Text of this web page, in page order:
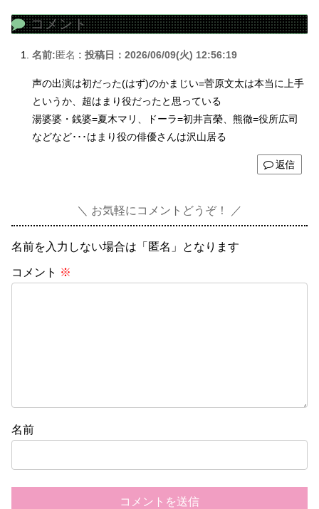
コメント
名前:匿名 : 投稿日：2026/06/09(火) 12:56:19
声の出演は初だった(はず)のかまじい=菅原文太は本当に上手
というか、超はまり役だったと思っている
湯婆婆・銭婆=夏木マリ、ドーラ=初井言榮、熊徹=役所広司
などなど･･･はまり役の俳優さんは沢山居る
返信
お気軽にコメントどうぞ！
名前を入力しない場合は「匿名」となります
コメント ※
名前